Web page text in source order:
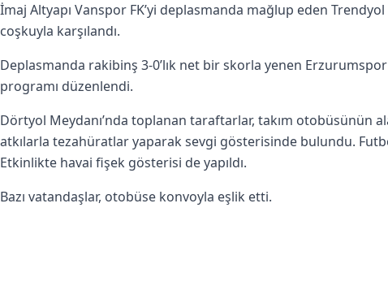
İmaj Altyapı Vanspor FK’yi deplasmanda mağlup eden
coşkuyla karşılandı.
Deplasmanda rakibinş 3-0’lık net bir skorla yenen
programı düzenlendi.
Dörtyol Meydanı’nda toplanan taraftarlar, takım otobüsünün
atkılarla tezahüratlar yaparak sevgi gösterisinde bulundu.
Etkinlikte havai fişek gösterisi de yapıldı.
Bazı vatandaşlar, otobüse konvoyla eşlik etti.